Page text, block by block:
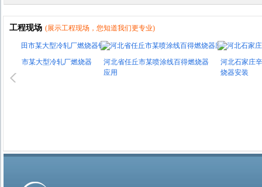
工程现场 (展示工程现场，您知道我们更专业)
某大型冷轧厂燃烧器
河北省任丘市某喷涂线百得燃烧器
河北石家庄辛集市
烧器安装